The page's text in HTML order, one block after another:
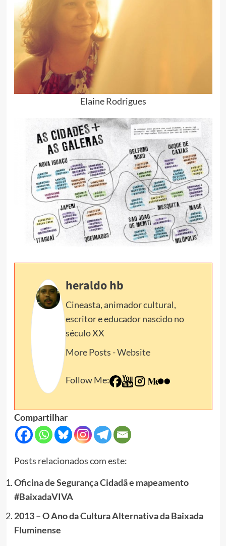
Elaine Rodrigues
heraldo hb
Cineasta, animador cultural,
escritor e educador nascido no
século XX
More Posts -Website
Follow Me:
Compartilhar
Posts relacionados com este:
Oficina de Segurança Cidadã e mapeamento
#BaixadaVIVA
2013 – O Ano da Cultura Alternativa da Baixada
Fluminense